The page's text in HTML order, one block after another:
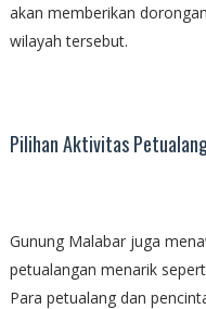
akan memberikan
wilayah tersebut.
Pilihan Aktivitas
Gunung Malabar juga
petualangan menarik
Para petualang dan